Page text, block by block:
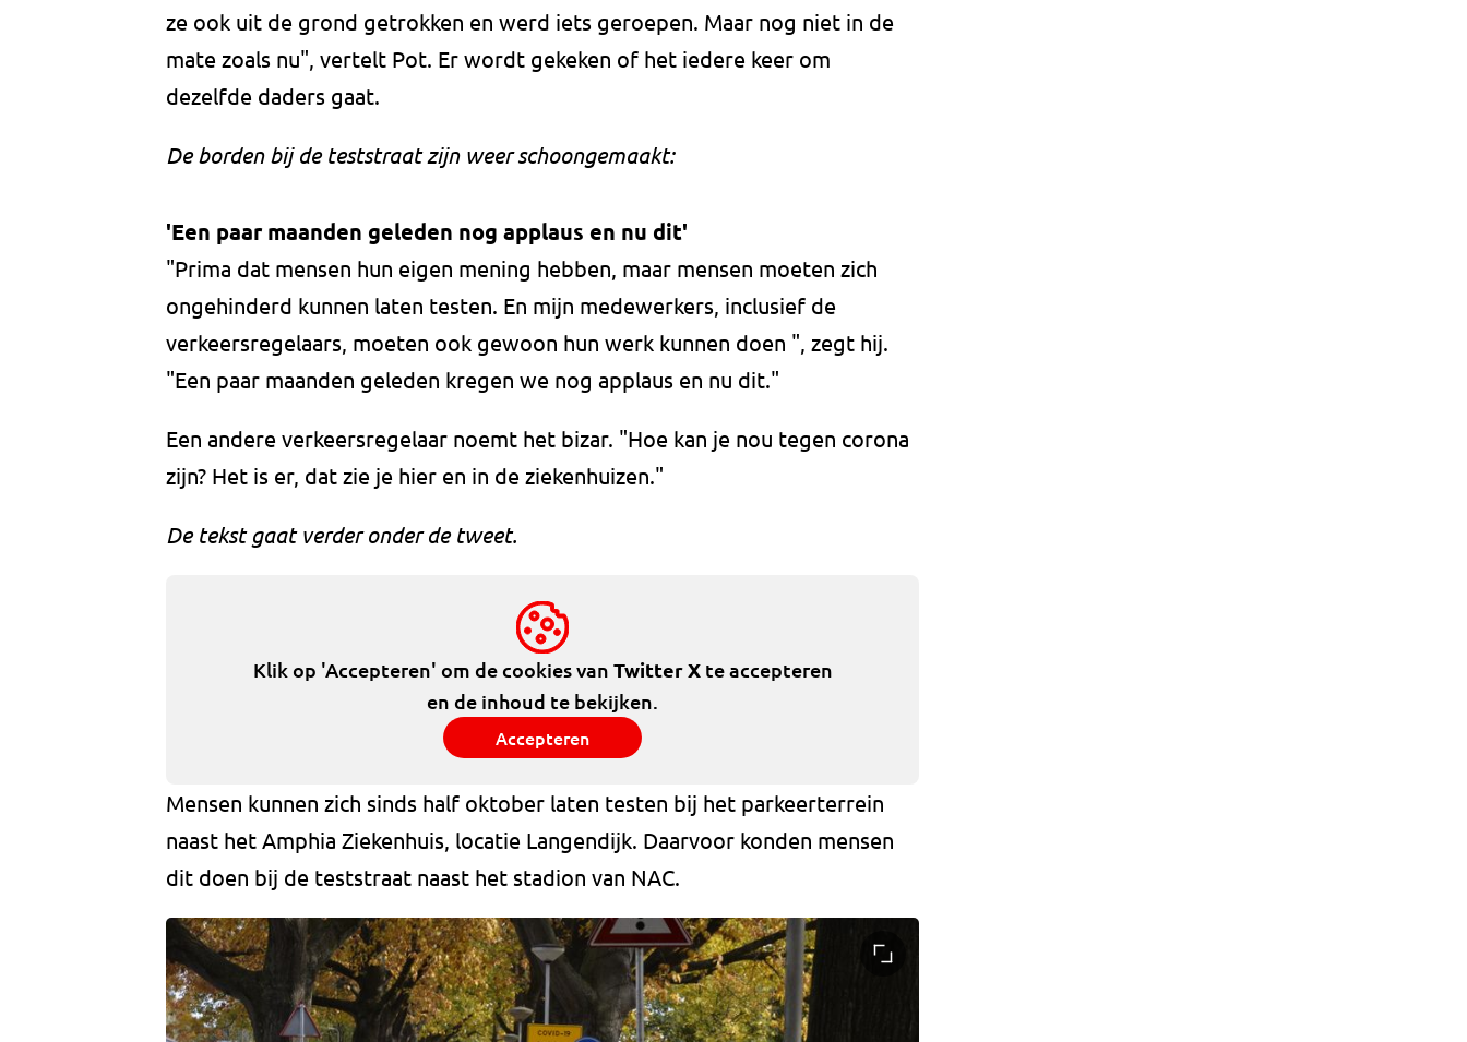
ze ook uit de grond getrokken en werd iets geroepen. Maar nog niet in de
mate zoals nu", vertelt Pot. Er wordt gekeken of het iedere keer om
dezelfde daders gaat.
De borden bij de teststraat zijn weer schoongemaakt:
'Een paar maanden geleden nog applaus en nu dit'
"Prima dat mensen hun eigen mening hebben, maar mensen moeten zich
ongehinderd kunnen laten testen. En mijn medewerkers, inclusief de
verkeersregelaars, moeten ook gewoon hun werk kunnen doen ", zegt hij.
"Een paar maanden geleden kregen we nog applaus en nu dit."
Een andere verkeersregelaar noemt het bizar. "Hoe kan je nou tegen corona
zijn? Het is er, dat zie je hier en in de ziekenhuizen."
De tekst gaat verder onder de tweet.
Klik op 'Accepteren' om de cookies van Twitter Xte accepteren
en de inhoud te bekijken.
Accepteren
Mensen kunnen zich sinds half oktober laten testen bij het parkeerterrein
naast het Amphia Ziekenhuis, locatie Langendijk. Daarvoor konden mensen
dit doen bij de teststraat naast het stadion van NAC.